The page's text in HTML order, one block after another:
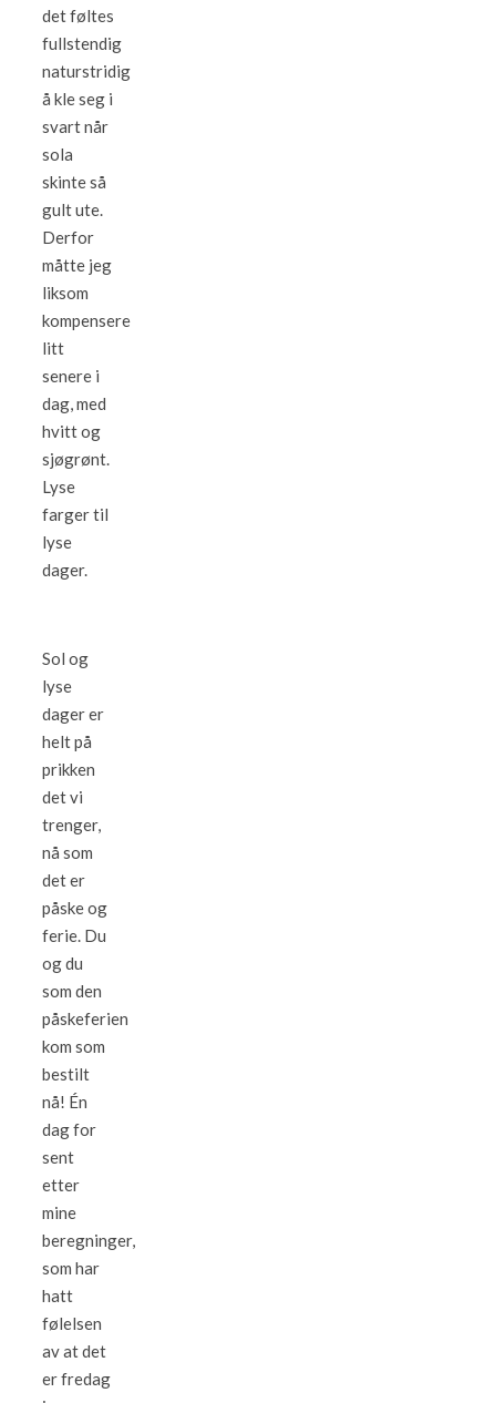
det føltes
fullstendig
naturstridig
å kle seg i
svart når
sola
skinte så
gult ute.
Derfor
måtte jeg
liksom
kompensere
litt
senere i
dag, med
hvitt og
sjøgrønt.
Lyse
farger til
lyse
dager.
Sol og
lyse
dager er
helt på
prikken
det vi
trenger,
nå som
det er
påske og
ferie. Du
og du
som den
påskeferien
kom som
bestilt
nå! Én
dag for
sent
etter
mine
beregninger,
som har
hatt
følelsen
av at det
er fredag